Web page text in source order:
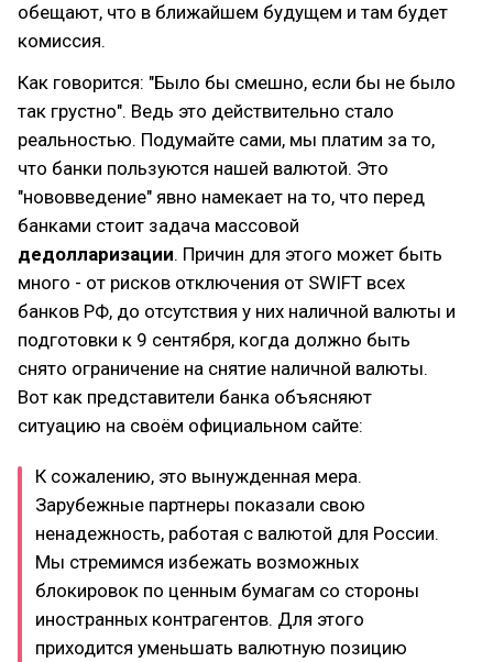
обещают, что в ближайшем будущем и там будет
комиссия.
Как говорится: "Было бы смешно, если бы не было
так грустно". Ведь это действительно стало
реальностью. Подумайте сами, мы платим за то,
что банки пользуются нашей валютой. Это
"нововведение" явно намекает на то, что перед
банками стоит задача массовой
дедолларизации. Причин для этого может быть
много - от рисков отключения от SWIFT всех
банков РФ, до отсутствия у них наличной валюты и
подготовки к 9 сентября, когда должно быть
снято ограничение на снятие наличной валюты.
Вот как представители банка объясняют
ситуацию на своём официальном сайте:
К сожалению, это вынужденная мера.
Зарубежные партнеры показали свою
ненадежность, работая с валютой для России.
Мы стремимся избежать возможных
блокировок по ценным бумагам со стороны
иностранных контрагентов. Для этого
приходится уменьшать валютную позицию